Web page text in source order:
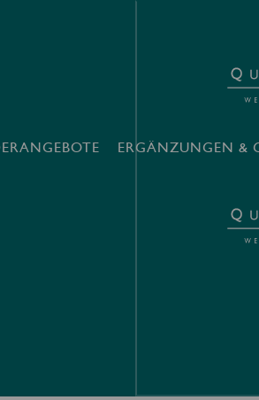
ERGÄNZUNGEN &